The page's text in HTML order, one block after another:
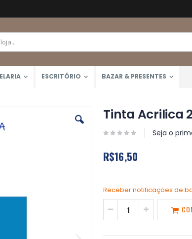
ESCRITÓRIO BAZAR & PRESENTES
Tinta Acrilica
Seja o
R$16,50
Receber notificações de